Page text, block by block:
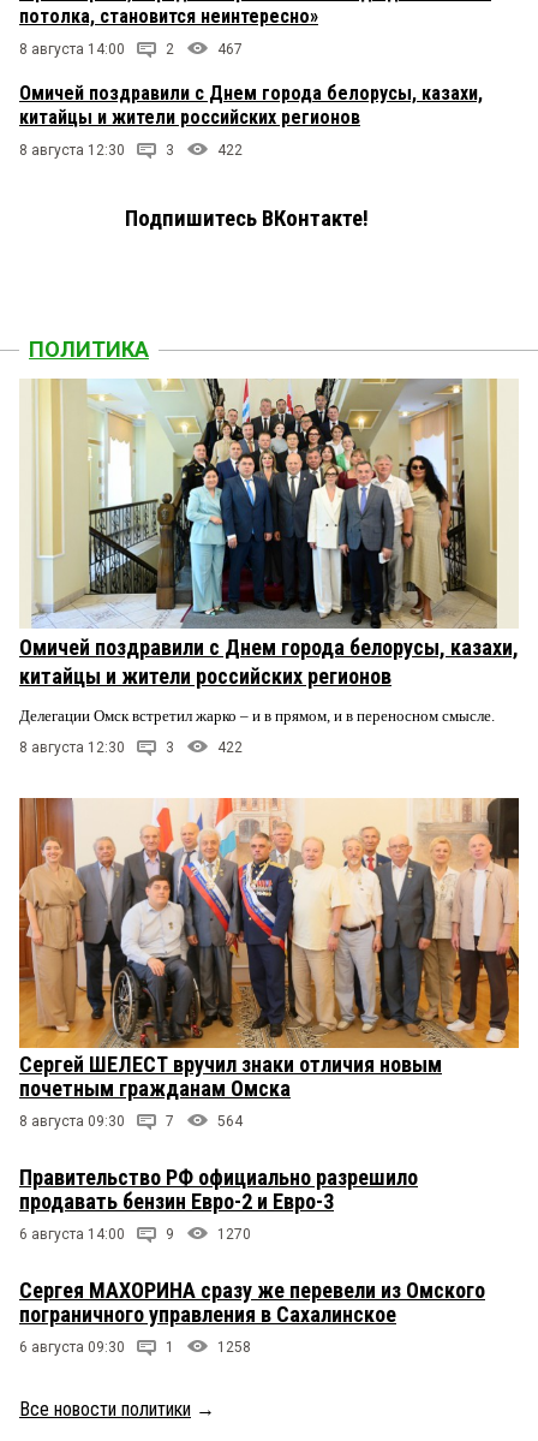
потолка, становится неинтересно»
8 августа 14:00 2 467
Омичей поздравили с Днем города белорусы, казахи,
китайцы и жители российских регионов
8 августа 12:30 3 422
Подпишитесь ВКонтакте!
ПОЛИТИКА
Омичей поздравили с Днем города белорусы, казахи,
китайцы и жители российских регионов
Делегации Омск встретил жарко – и в прямом, и в переносном смысле.
8 августа 12:30 3 422
Сергей ШЕЛЕСТ вручил знаки отличия новым
почетным гражданам Омска
8 августа 09:30 7 564
Правительство РФ официально разрешило
продавать бензин Евро-2 и Евро-3
6 августа 14:00 9 1270
Сергея МАХОРИНА сразу же перевели из Омского
пограничного управления в Сахалинское
6 августа 09:30 1 1258
Все новости политики →